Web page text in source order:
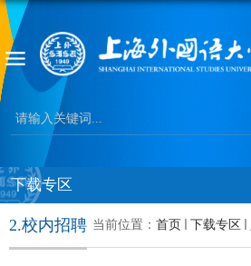
下载专区
当前位置： 首页 下载专区
2.校内招聘